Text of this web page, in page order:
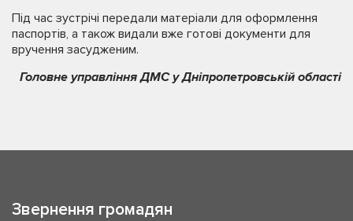
Під час зустрічі передали матеріали для оформлення
паспортів, а також видали вже готові документи для
вручення засудженим.
Головне управління ДМС у Дніпропетровській області
Звернення громадян